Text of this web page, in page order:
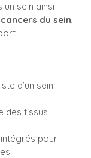
sein ainsi
du sein,
d’un sein
des tissus
pour